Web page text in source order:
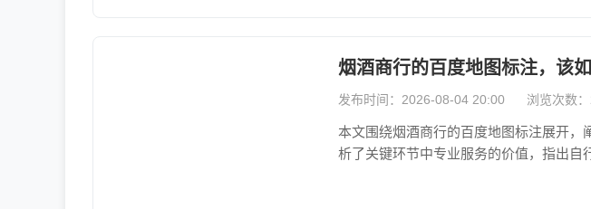
烟酒商行的百度地图标注，该如
发布时间：2026-08-04 20:00 浏览次数
本文围绕烟酒商行的百度地图标注展开，
析了关键环节中专业服务的价值，指出自